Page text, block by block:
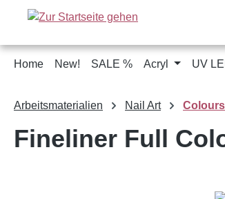
Hauptinhalt springen
Zur Suche springen
Zur Hauptnavigation springen
Home New! SALE % Acryl UV
Arbeitsmaterialien Nail Art
Fineliner Full